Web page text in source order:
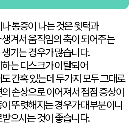
통증이 나는 것은 윗턱과
겨서움직임의 축이 되어주는
기는 경우가 많습니다.
는 디스크가 이탈되어
간혹 있는데 두가지 모두 그대로
손상으로이어져서 점점 증상이
뚜렷해지는 경우가대부분이니
으시는 것이 좋습니다.